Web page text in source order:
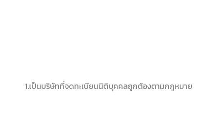
1.เป็นบริษัทที่จดทะเบียนนิติบุคคลถูกต้องตามกฎหมาย